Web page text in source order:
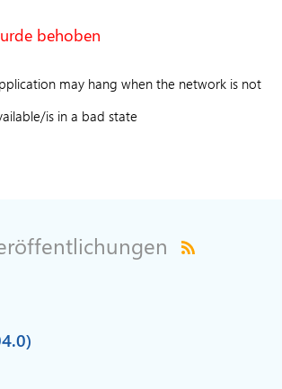
behoben
may hang when the network is not
is in a bad state